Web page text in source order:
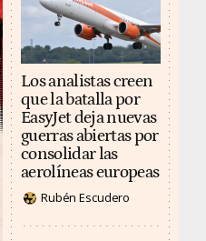
Los analistas creen
que la batalla por
EasyJet deja nuevas
guerras abiertas por
consolidar las
aerolíneas europeas
Rubén Escudero